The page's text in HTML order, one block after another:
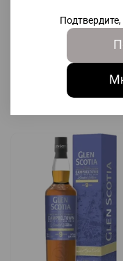
Виски Bowmore 12
В корзину